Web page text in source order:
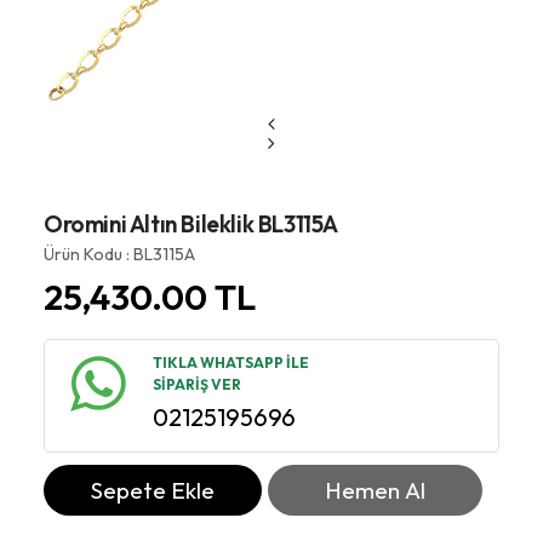
Oromini Altın Bileklik BL3115A
Ürün Kodu : BL3115A
25,430.00TL
TIKLA WHATSAPP İLE
SİPARİŞ VER
02125195696
Sepete Ekle Hemen Al